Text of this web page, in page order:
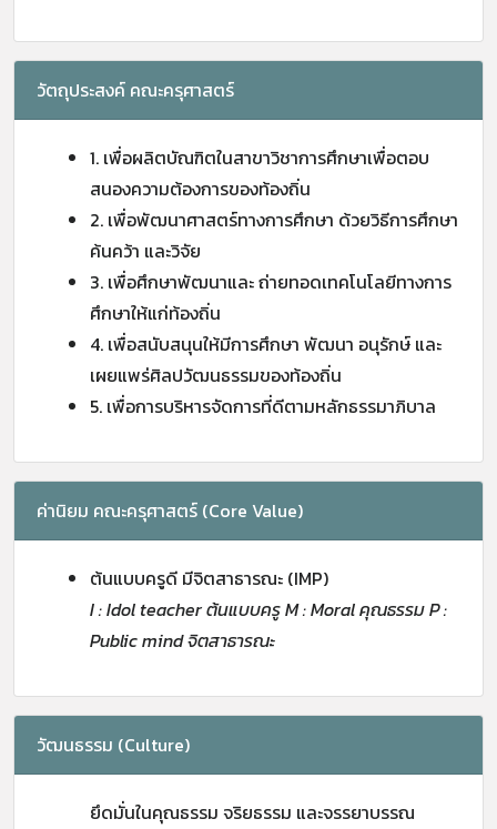
วัตถุประสงค์ คณะครุศาสตร์
1. เพื่อผลิตบัณฑิตในสาขาวิชาการศึกษาเพื่อตอบ
สนองความต้องการของท้องถิ่น
2. เพื่อพัฒนาศาสตร์ทางการศึกษา ด้วยวิธีการศึกษา
ค้นคว้า และวิจัย
3. เพื่อศึกษาพัฒนาและ ถ่ายทอดเทคโนโลยีทางการ
ศึกษาให้แก่ท้องถิ่น
4. เพื่อสนับสนุนให้มีการศึกษา พัฒนา อนุรักษ์ และ
เผยแพร่ศิลปวัฒนธรรมของท้องถิ่น
5. เพื่อการบริหารจัดการที่ดีตามหลักธรรมาภิบาล
ค่านิยม คณะครุศาสตร์ (Core Value)
ต้นแบบครูดี มีจิตสาธารณะ (IMP)
I : Idol teacher ต้นแบบครู M : Moral คุณธรรม P :
Public mind จิตสาธารณะ
วัฒนธรรม (Culture)
ยึดมั่นในคุณธรรม จริยธรรม และจรรยาบรรณ